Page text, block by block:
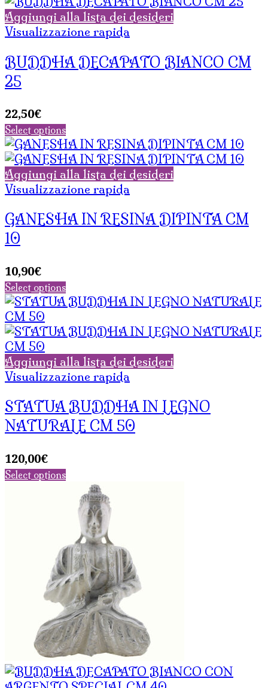
Aggiungi alla lista dei desideri
Visualizzazione rapida
BUDDHA DECAPATO BIANCO CM
25
22,50€
Select options
Aggiungi alla lista dei desideri
Visualizzazione rapida
GANESHA IN RESINA DIPINTA CM
10
10,90€
Select options
Aggiungi alla lista dei desideri
Visualizzazione rapida
STATUA BUDDHA IN LEGNO
NATURALE CM 50
120,00€
Select options